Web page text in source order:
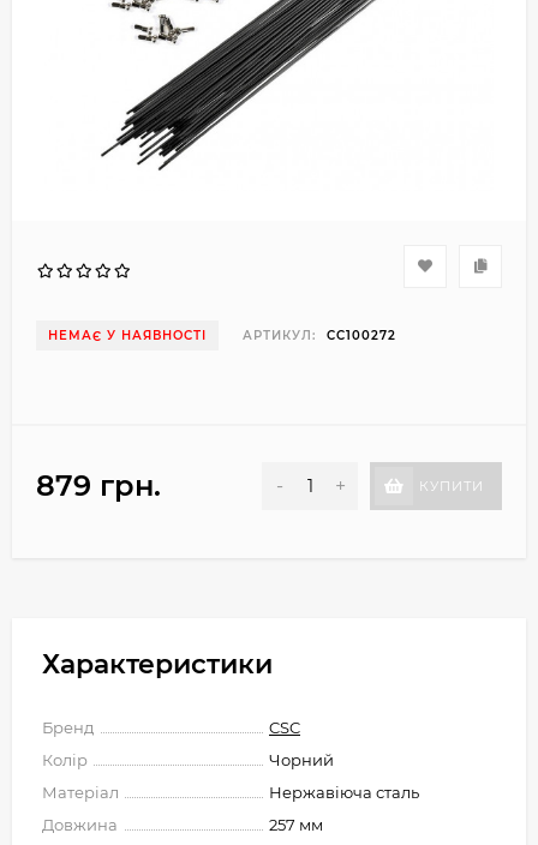
НЕМАЄ У НАЯВНОСТІ АРТИКУЛ: CC100272
879 грн. - + КУПИТИ
Характеристики
Бренд
CSC
Колір
Чорний
Матеріал
Нержавіюча сталь
Довжина
257 мм